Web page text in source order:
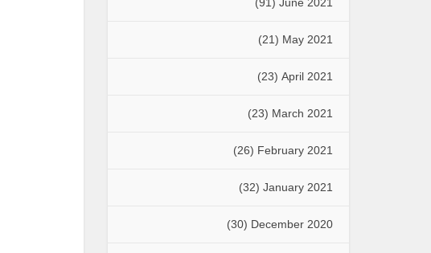
May 2021
(21)
April 2021
(23)
March 2021
(23)
February 2021
(26)
January 2021
(32)
December 2020
(30)